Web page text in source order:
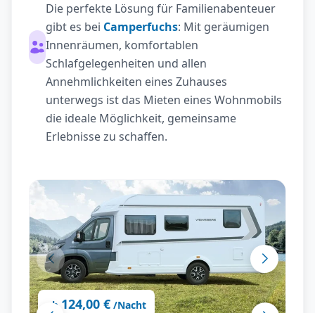
Die perfekte Lösung für Familienabenteuer
gibt es bei Camperfuchs: Mit geräumigen
Innenräumen, komfortablen
Schlafgelegenheiten und allen
Annehmlichkeiten eines Zuhauses
unterwegs ist das Mieten eines Wohnmobils
die ideale Möglichkeit, gemeinsame
Erlebnisse zu schaffen.
ab 124,00 € /Nacht